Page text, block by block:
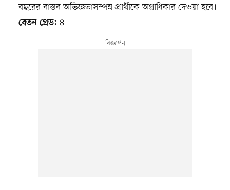
বছরের বাস্তব অভিজ্ঞতাসম্পন্ন প্রার্থীকে অগ্রাধিকার দেওয়া হবে।
বেতন গ্রেড: ৪